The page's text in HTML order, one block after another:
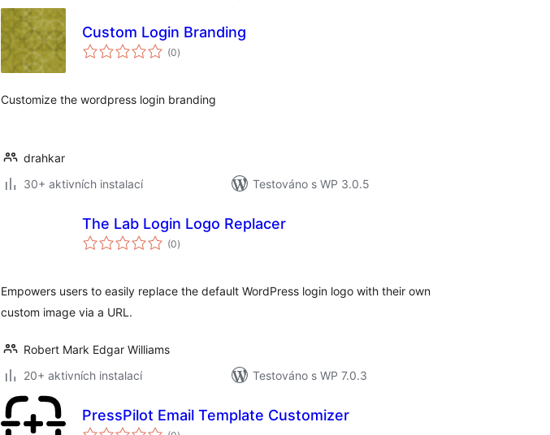
Custom Login Branding
(0celkové
hodnocení
)
Customize the wordpress login branding
drahkar
30+ aktivních instalací
Testováno s WP 3.0.5
The Lab Login Logo Replacer
(0celkové
hodnocení
)
Empowers users to easily replace the default WordPress login logo with their own
custom image via a URL.
Robert Mark Edgar Williams
20+ aktivních instalací
Testováno s WP 7.0.3
PressPilot Email Template Customizer
celkové